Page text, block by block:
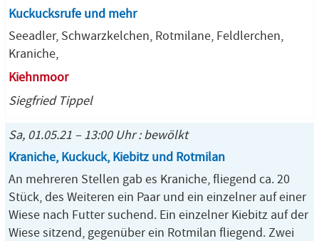
Kuckucksrufe und mehr
Seeadler, Schwarzkelchen, Rotmilane, Feldlerchen,
Kraniche,
Kiehnmoor
Siegfried Tippel
Sa, 01.05.21 – 13:00 Uhr : bewölkt
Kraniche, Kuckuck, Kiebitz und Rotmilan
An mehreren Stellen gab es Kraniche, fliegend ca. 20
Stück, des Weiteren ein Paar und ein einzelner auf einer
Wiese nach Futter suchend. Ein einzelner Kiebitz auf der
Wiese sitzend, gegenüber ein Rotmilan fliegend. Zwei